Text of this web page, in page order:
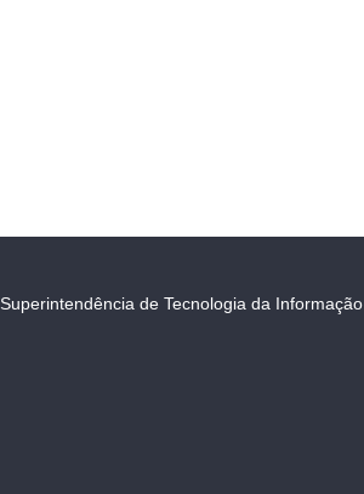
Superintendência de Tecnologia da Informação